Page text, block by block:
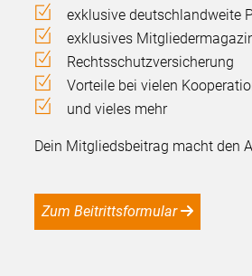
exklusive deutschlandweite
exklusives
Rechtsschutzversicherung
Vorteile bei vielen
und vieles mehr
Dein Mitgliedsbeitrag macht den
Zum Beitrittsformular